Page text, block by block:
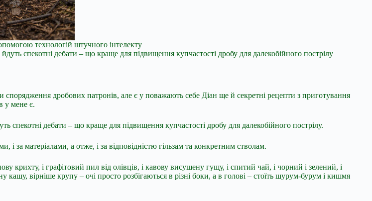
технологій штучного інтелекту
спекотні дебати – що краще для підвищення купчастості дробу для далекобійного пострілу
дробових патронів, але є у поважають себе Діан ще й секретні рецепти з приготування
у мене є.
спекотні дебати – що краще для підвищення купчастості дробу для далекобійного пострілу.
за матеріалами, а отже, і за відповідністю гільзам та конкретним стволам.
крихту, і графітовий пил від олівців, і кавову висушену гущу, і спитий чай, і чорний і зелений, і
кашу, вірніше крупу – очі просто розбігаються в різні боки, а в голові – стоїть шурум-бурум і кишмя